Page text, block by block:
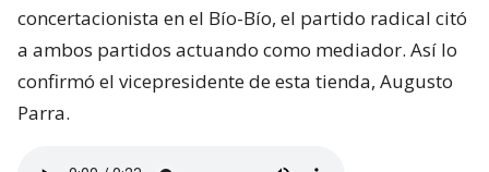
concertacionista en el Bío-Bío, el partido radical citó
a ambos partidos actuando como mediador. Así lo
confirmó el vicepresidente de esta tienda, Augusto
Parra.